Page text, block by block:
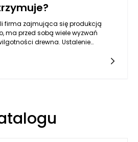
firma zajmująca się produkcją
ma przed sobą wiele wyzwań
drewna. Ustalenie
na jakość końcowego produktu oraz
wilgotność może prowadzić
podczas gdy zbyt niska może